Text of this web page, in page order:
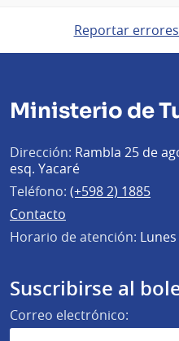
Reportar
Ministerio de
Dirección: Rambla 25 de
esq. Yacaré
Teléfono: (+598 2) 1885
Contacto
Horario de atención:
Suscribirse al
Correo electrónico: